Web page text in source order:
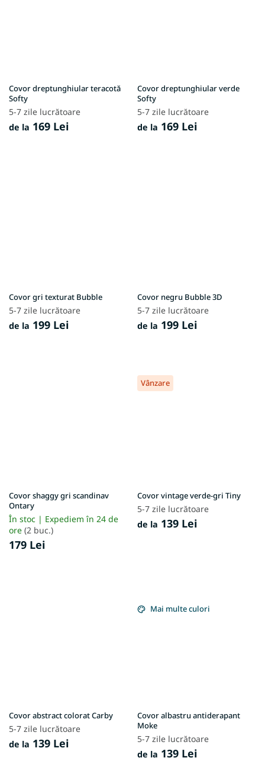
Covor dreptunghiular teracotă
Softy
5-7 zile lucrătoare
de la 169 Lei
Covor dreptunghiular verde
Softy
5-7 zile lucrătoare
de la 169 Lei
Covor gri texturat Bubble
5-7 zile lucrătoare
de la 199 Lei
Covor negru Bubble 3D
5-7 zile lucrătoare
de la 199 Lei
Covor shaggy gri scandinav
Ontary
În stoc | Expediem în 24 de
ore (2 buc.)
179 Lei
Vânzare
Covor vintage verde-gri Tiny
5-7 zile lucrătoare
de la 139 Lei
Covor abstract colorat Carby
5-7 zile lucrătoare
de la 139 Lei
Mai multe culori
Covor albastru antiderapant
Moke
5-7 zile lucrătoare
de la 139 Lei